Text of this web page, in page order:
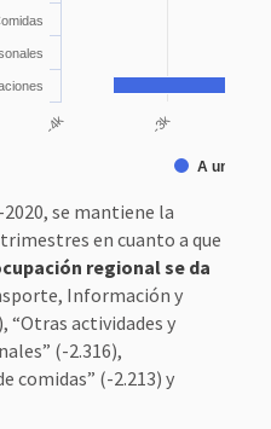
A un año
-4k -3k
se mantiene la
en cuanto a que
regional se da
Información y
“Otras actividades y
(-2.316),
comidas” (-2.213) y